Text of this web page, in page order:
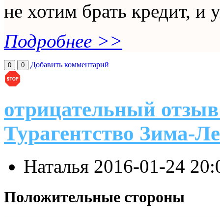
не хотим брать кредит, и
Подробнее >>
0 0 Добавить комментарий
отрицательный
Турагентство Зима-
Наталья 2016-01-24
Положительные стороны